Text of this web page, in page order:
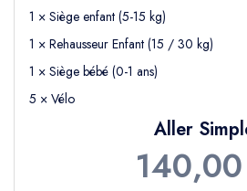
1 × Siège enfant (5-15 kg)
1 × Rehausseur Enfant (15 / 30 kg)
1 × Siège bébé (0-1 ans)
5 × Vélo
Aller